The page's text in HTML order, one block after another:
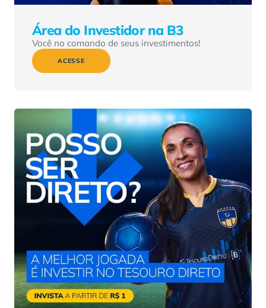
Área do Investidor na B3
Você no comando de seus investimentos!
ACESSE